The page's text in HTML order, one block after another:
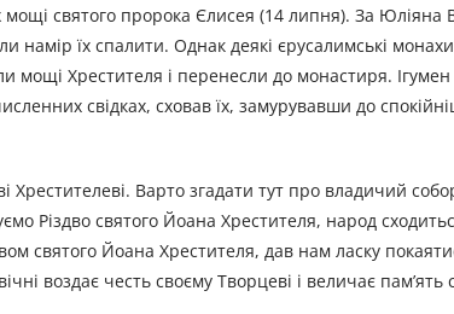
святого пророка Єлисея (14 липня). За Юліяна
намір їх спалити. Однак деякі єрусалимські
мощі Хрестителя і перенесли до монастиря.
свідках, сховав їх, замурувавши до
Хрестителеві. Варто згадати тут про владичий
Різдво святого Йоана Хрестителя, народ
святого Йоана Хрестителя, дав нам ласку
воздає честь своєму Творцеві і величає пам’ять